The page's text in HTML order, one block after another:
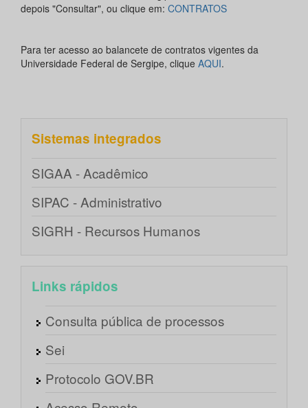
depois "Consultar", ou clique em: CONTRATOS
Para ter acesso ao balancete de contratos vigentes da
Universidade Federal de Sergipe, clique AQUI.
Sistemas integrados
SIGAA - Acadêmico
SIPAC - Administrativo
SIGRH - Recursos Humanos
Links rápidos
Consulta pública de processos
Sei
Protocolo GOV.BR